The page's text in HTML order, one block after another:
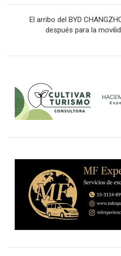
El arribo del BYD
después para la